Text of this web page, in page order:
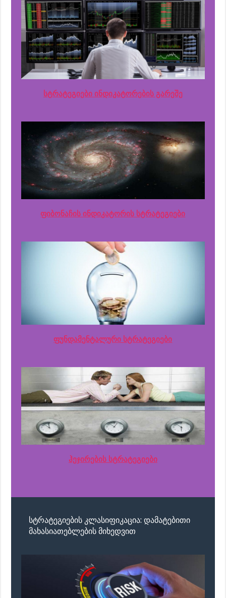
სტრატეგიები ინდიკატორების გარეშე
ფიბონაჩის ინდიკატორის სტრატეგიები
ფუნდამენტალური სტრატეგიები
ჰეჯირების სტრატეგიები
სტრატეგიების კლასიფიკაცია: დამატებითი
მახასიათებლების მიხედვით